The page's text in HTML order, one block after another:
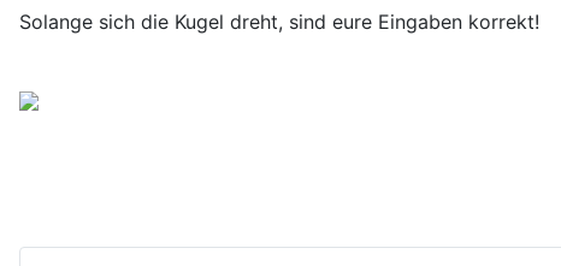
Solange sich die Kugel dreht, sind eure Eingaben korrekt!